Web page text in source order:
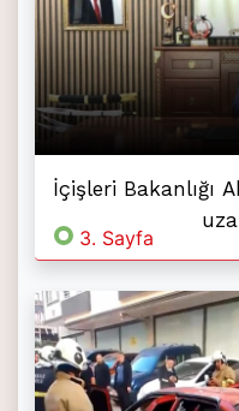
İçişleri Bakanlığı
3. Sayfa